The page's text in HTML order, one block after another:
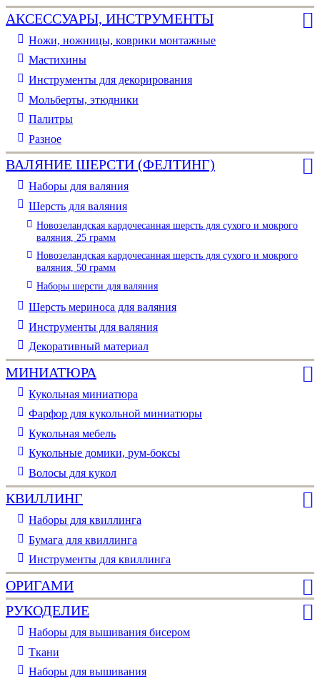
АКСЕССУАРЫ, ИНСТРУМЕНТЫ
Ножи, ножницы, коврики монтажные
Мастихины
Инструменты для декорирования
Мольберты, этюдники
Палитры
Разное
ВАЛЯНИЕ ШЕРСТИ (ФЕЛТИНГ)
Наборы для валяния
Шерсть для валяния
Новозеландская кардочесанная шерсть для сухого и мокрого
валяния, 25 грамм
Новозеландская кардочесанная шерсть для сухого и мокрого
валяния, 50 грамм
Наборы шерсти для валяния
Шерсть мериноса для валяния
Инструменты для валяния
Декоративный материал
МИНИАТЮРА
Кукольная миниатюра
Фарфор для кукольной миниатюры
Кукольная мебель
Кукольные домики, рум-боксы
Волосы для кукол
КВИЛЛИНГ
Наборы для квиллинга
Бумага для квиллинга
Инструменты для квиллинга
ОРИГАМИ
РУКОДЕЛИЕ
Наборы для вышивания бисером
Ткани
Наборы для вышивания